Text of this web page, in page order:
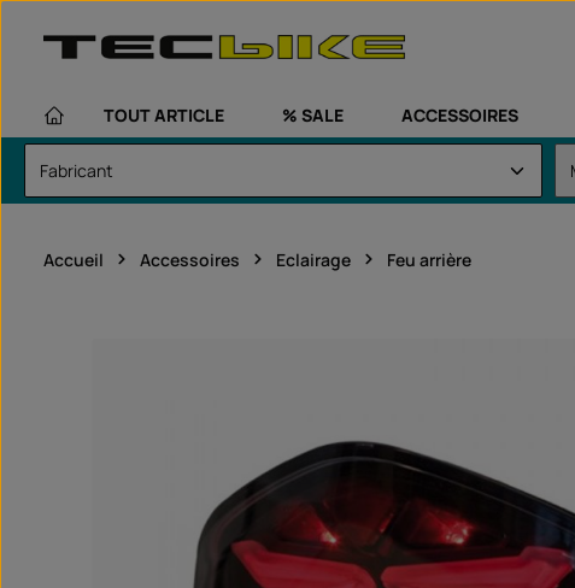
TOUT ARTICLE % SALE ACCESSOIRES
Accueil Accessoires Eclairage Feu arrière